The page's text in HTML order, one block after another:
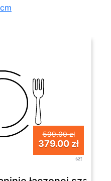
599.00 zł
379.00 zł
szt